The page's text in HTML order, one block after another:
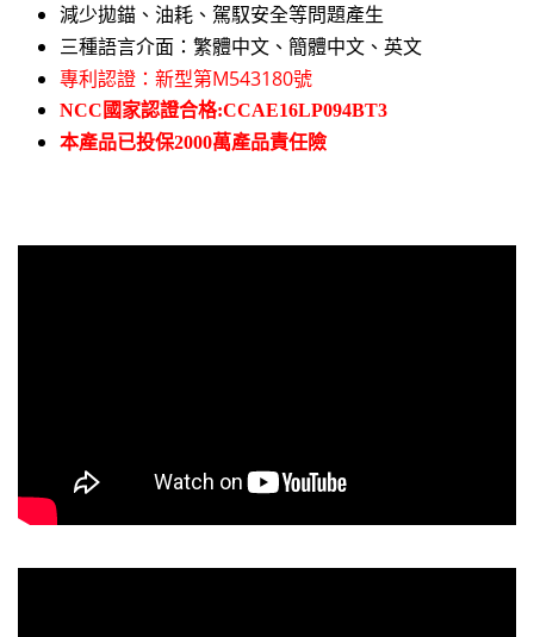
減少拋錨、油耗、駕馭安全等問題產生
三種語言介面：繁體中文、簡體中文、英文
專利認證：新型第M543180號
NCC國家認證合格:CCAE16LP094BT3
本產品已投保2000萬產品責任險